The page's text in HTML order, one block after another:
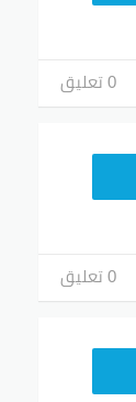
0 تعليق
0 تعليق